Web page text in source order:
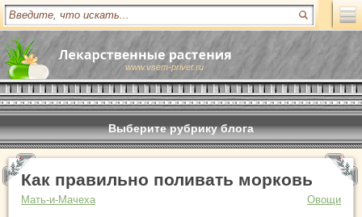
www.vsem-privet.ru
Выберите рубрику блога
Как правильно поливать морковь
Мать-и-Мачеха
Овощи